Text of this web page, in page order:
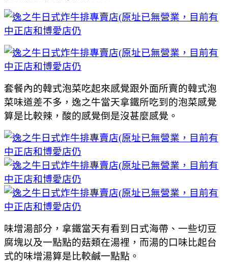
套餐內的韓式泡菜吃起來感覺跟外面所賣的韓式泡
菜味道差不多，逸之牛當天拿鐵所吃到的泡菜感覺
算是比較辣，酸的感覺倒是沒甚麼感覺。
味增湯部分，拿鐵當天有看到日式海帶、一些切豆
腐塊以及一點點的菇類在湯裡，而湯的口味比起台
式的味增湯算是比較鹹一點點。